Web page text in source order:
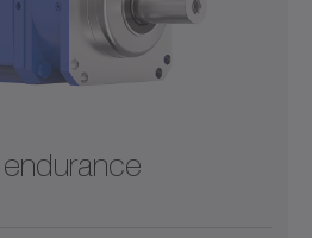
endurance